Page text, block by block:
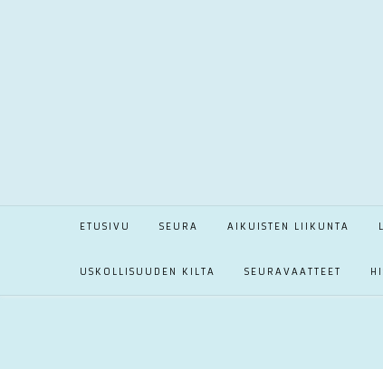
ETUSIVU SEURA AIKUISTEN LIIKUNTA
USKOLLISUUDEN KILTA SEURAVAATTEET